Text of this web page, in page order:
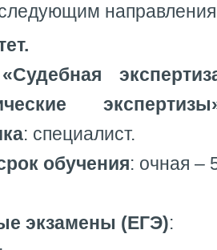
следующим
: специалист.
обучения: очная –
экзамены (ЕГЭ):